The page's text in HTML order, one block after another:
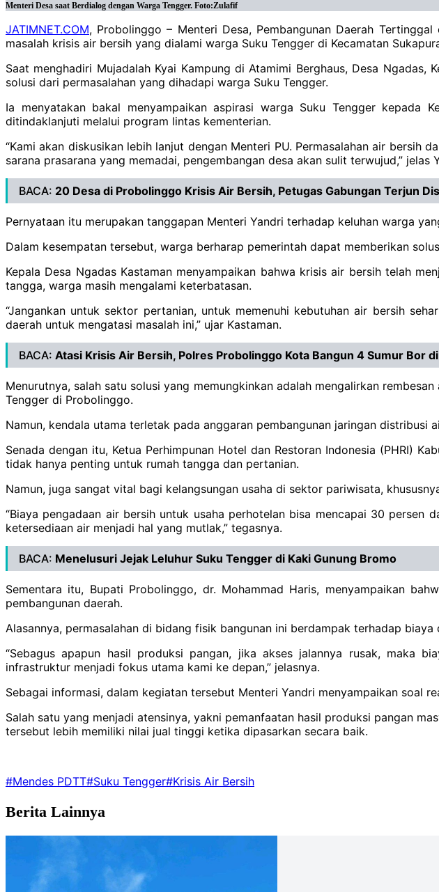
Menteri Desa saat Berdialog dengan Warga Tengger. Foto:Zulafif
JATIMNET.COM, Probolinggo – Menteri Desa, Pembangunan Daerah
masalah krisis air bersih yang dialami warga Suku Tengger di Kecamatan
Saat menghadiri Mujadalah Kyai Kampung di Atamimi Berghaus, Desa
solusi dari permasalahan yang dihadapi warga Suku Tengger.
Ia menyatakan bakal menyampaikan aspirasi warga Suku Tengger kepada
ditindaklanjuti melalui program lintas kementerian.
‎“Kami akan diskusikan lebih lanjut dengan Menteri PU. Permasalahan air
sarana prasarana yang memadai, pengembangan desa akan sulit terwujud,” jelas
BACA: 20 Desa di Probolinggo Krisis Air Bersih, Petugas Gabungan Terjun
Pernyataan itu merupakan tanggapan Menteri Yandri terhadap keluhan warga
‎Dalam kesempatan tersebut, warga berharap pemerintah dapat memberikan
‎Kepala Desa Ngadas Kastaman menyampaikan bahwa krisis air bersih telah
tangga, warga masih mengalami keterbatasan.
‎“Jangankan untuk sektor pertanian, untuk memenuhi kebutuhan air bersih
daerah untuk mengatasi masalah ini,” ujar Kastaman.
BACA: Atasi Krisis Air Bersih, Polres Probolinggo Kota Bangun 4 Sumur Bor
‎Menurutnya, salah satu solusi yang memungkinkan adalah mengalirkan
Tengger di Probolinggo.
‎Namun, kendala utama terletak pada anggaran pembangunan jaringan distribusi
‎Senada dengan itu, Ketua Perhimpunan Hotel dan Restoran Indonesia (PHRI)
tidak hanya penting untuk rumah tangga dan pertanian.
‎Namun, juga sangat vital bagi kelangsungan usaha di sektor pariwisata,
‎“Biaya pengadaan air bersih untuk usaha perhotelan bisa mencapai 30
ketersediaan air menjadi hal yang mutlak,” tegasnya.
BACA: Menelusuri Jejak Leluhur Suku Tengger di Kaki Gunung Bromo
‎‎Sementara itu, Bupati Probolinggo, dr. Mohammad Haris, menyampaikan
pembangunan daerah.
Alasannya, permasalahan di bidang fisik bangunan ini berdampak terhadap
‎“Sebagus apapun hasil produksi pangan, jika akses jalannya rusak, maka
infrastruktur menjadi fokus utama kami ke depan,” jelasnya.
‎Sebagai informasi, dalam kegiatan tersebut Menteri Yandri menyampaikan soal
‎Salah satu yang menjadi atensinya, yakni pemanfaatan hasil produksi pangan
tersebut lebih memiliki nilai jual tinggi ketika dipasarkan secara baik.
#Mendes PDTT#Suku Tengger#Krisis Air Bersih
Berita Lainnya